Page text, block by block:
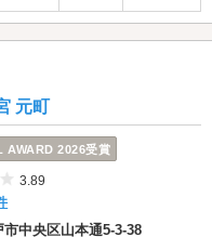
元町
AWARD 2026受賞
5つ星のうち3.5
3.89
中央区山本通5-3-38